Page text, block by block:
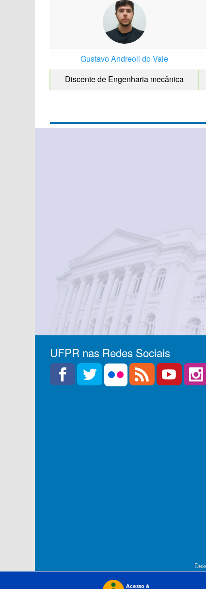
Gustavo Andreoli do Vale
Discente de Engenharia mecânica
UFPR nas Redes Sociais